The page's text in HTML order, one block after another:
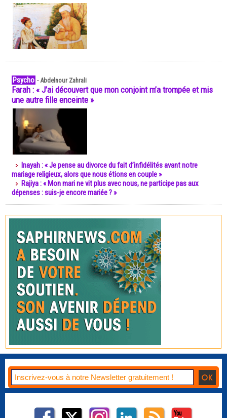
Psycho -Abdelnour Zahrali
Farah : « J’ai découvert que mon conjoint m’a trompée et mis
une autre fille enceinte »
Inayah : « Je pense au divorce du fait d’infidélités avant notre
mariage religieux, alors que nous étions en couple »
Rajiya : « Mon mari ne vit plus avec nous, ne participe pas aux
dépenses : suis-je encore mariée ? »